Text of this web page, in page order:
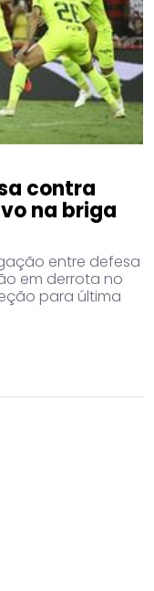
contra
na briga
entre defesa
em derrota no
para última